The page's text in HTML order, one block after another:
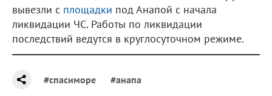
вывезли с площадки под Анапой с начала
ликвидации ЧС. Работы по ликвидации
последствий ведутся в круглосуточном режиме.
#спасиморе #анапа